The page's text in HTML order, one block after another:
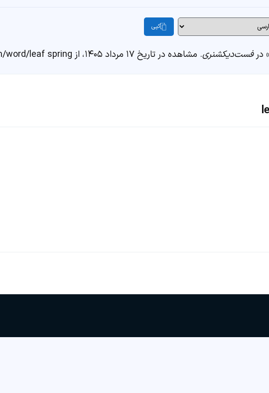
کپی
فست‌دیکشنری. مشاهده در تاریخ ۱۷ مرداد ۱۴۰۵، از https://fastdic.com/word/leaf spring